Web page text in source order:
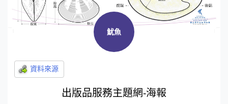
魷魚
出版品服務主題網-海報